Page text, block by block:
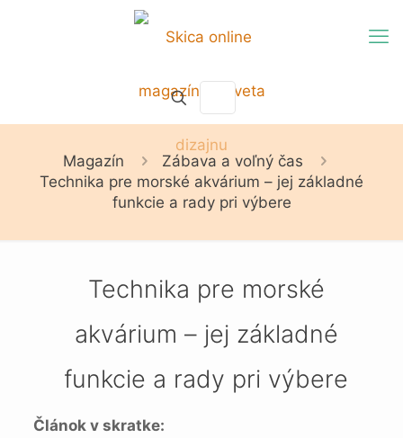
Magazín
Zábava a voľný čas
Technika pre morské akvárium – jej základné
funkcie a rady pri výbere
Technika pre morské
akvárium – jej základné
funkcie a rady pri výbere
Článok v skratke: